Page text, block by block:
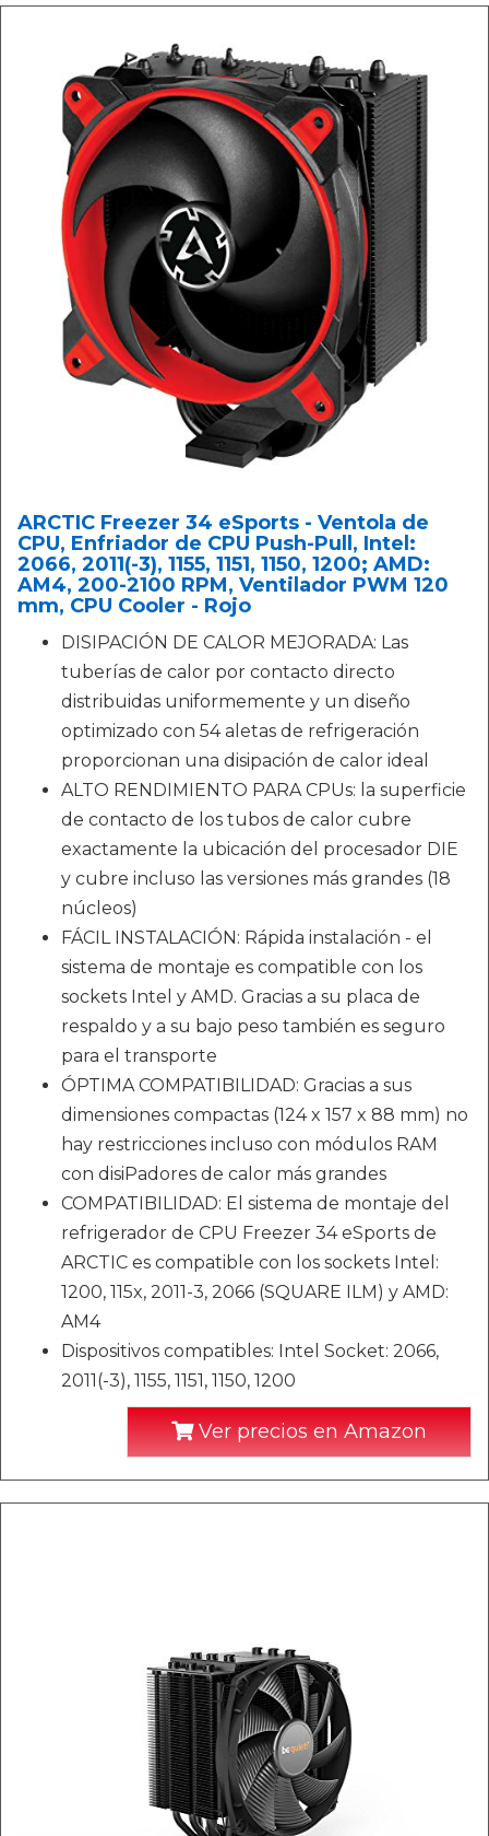
ARCTIC Freezer 34 eSports - Ventola de
CPU, Enfriador de CPU Push-Pull, Intel:
2066, 2011(-3), 1155, 1151, 1150, 1200; AMD:
AM4, 200-2100 RPM, Ventilador PWM 120
mm, CPU Cooler - Rojo
DISIPACIÓN DE CALOR MEJORADA: Las
tuberías de calor por contacto directo
distribuidas uniformemente y un diseño
optimizado con 54 aletas de refrigeración
proporcionan una disipación de calor ideal
ALTO RENDIMIENTO PARA CPUs: la superficie
de contacto de los tubos de calor cubre
exactamente la ubicación del procesador DIE
y cubre incluso las versiones más grandes (18
núcleos)
FÁCIL INSTALACIÓN: Rápida instalación - el
sistema de montaje es compatible con los
sockets Intel y AMD. Gracias a su placa de
respaldo y a su bajo peso también es seguro
para el transporte
ÓPTIMA COMPATIBILIDAD: Gracias a sus
dimensiones compactas (124 x 157 x 88 mm) no
hay restricciones incluso con módulos RAM
con disiPadores de calor más grandes
COMPATIBILIDAD: El sistema de montaje del
refrigerador de CPU Freezer 34 eSports de
ARCTIC es compatible con los sockets Intel:
1200, 115x, 2011-3, 2066 (SQUARE ILM) y AMD:
AM4
Dispositivos compatibles: Intel Socket: 2066,
2011(-3), 1155, 1151, 1150, 1200
Ver precios en Amazon